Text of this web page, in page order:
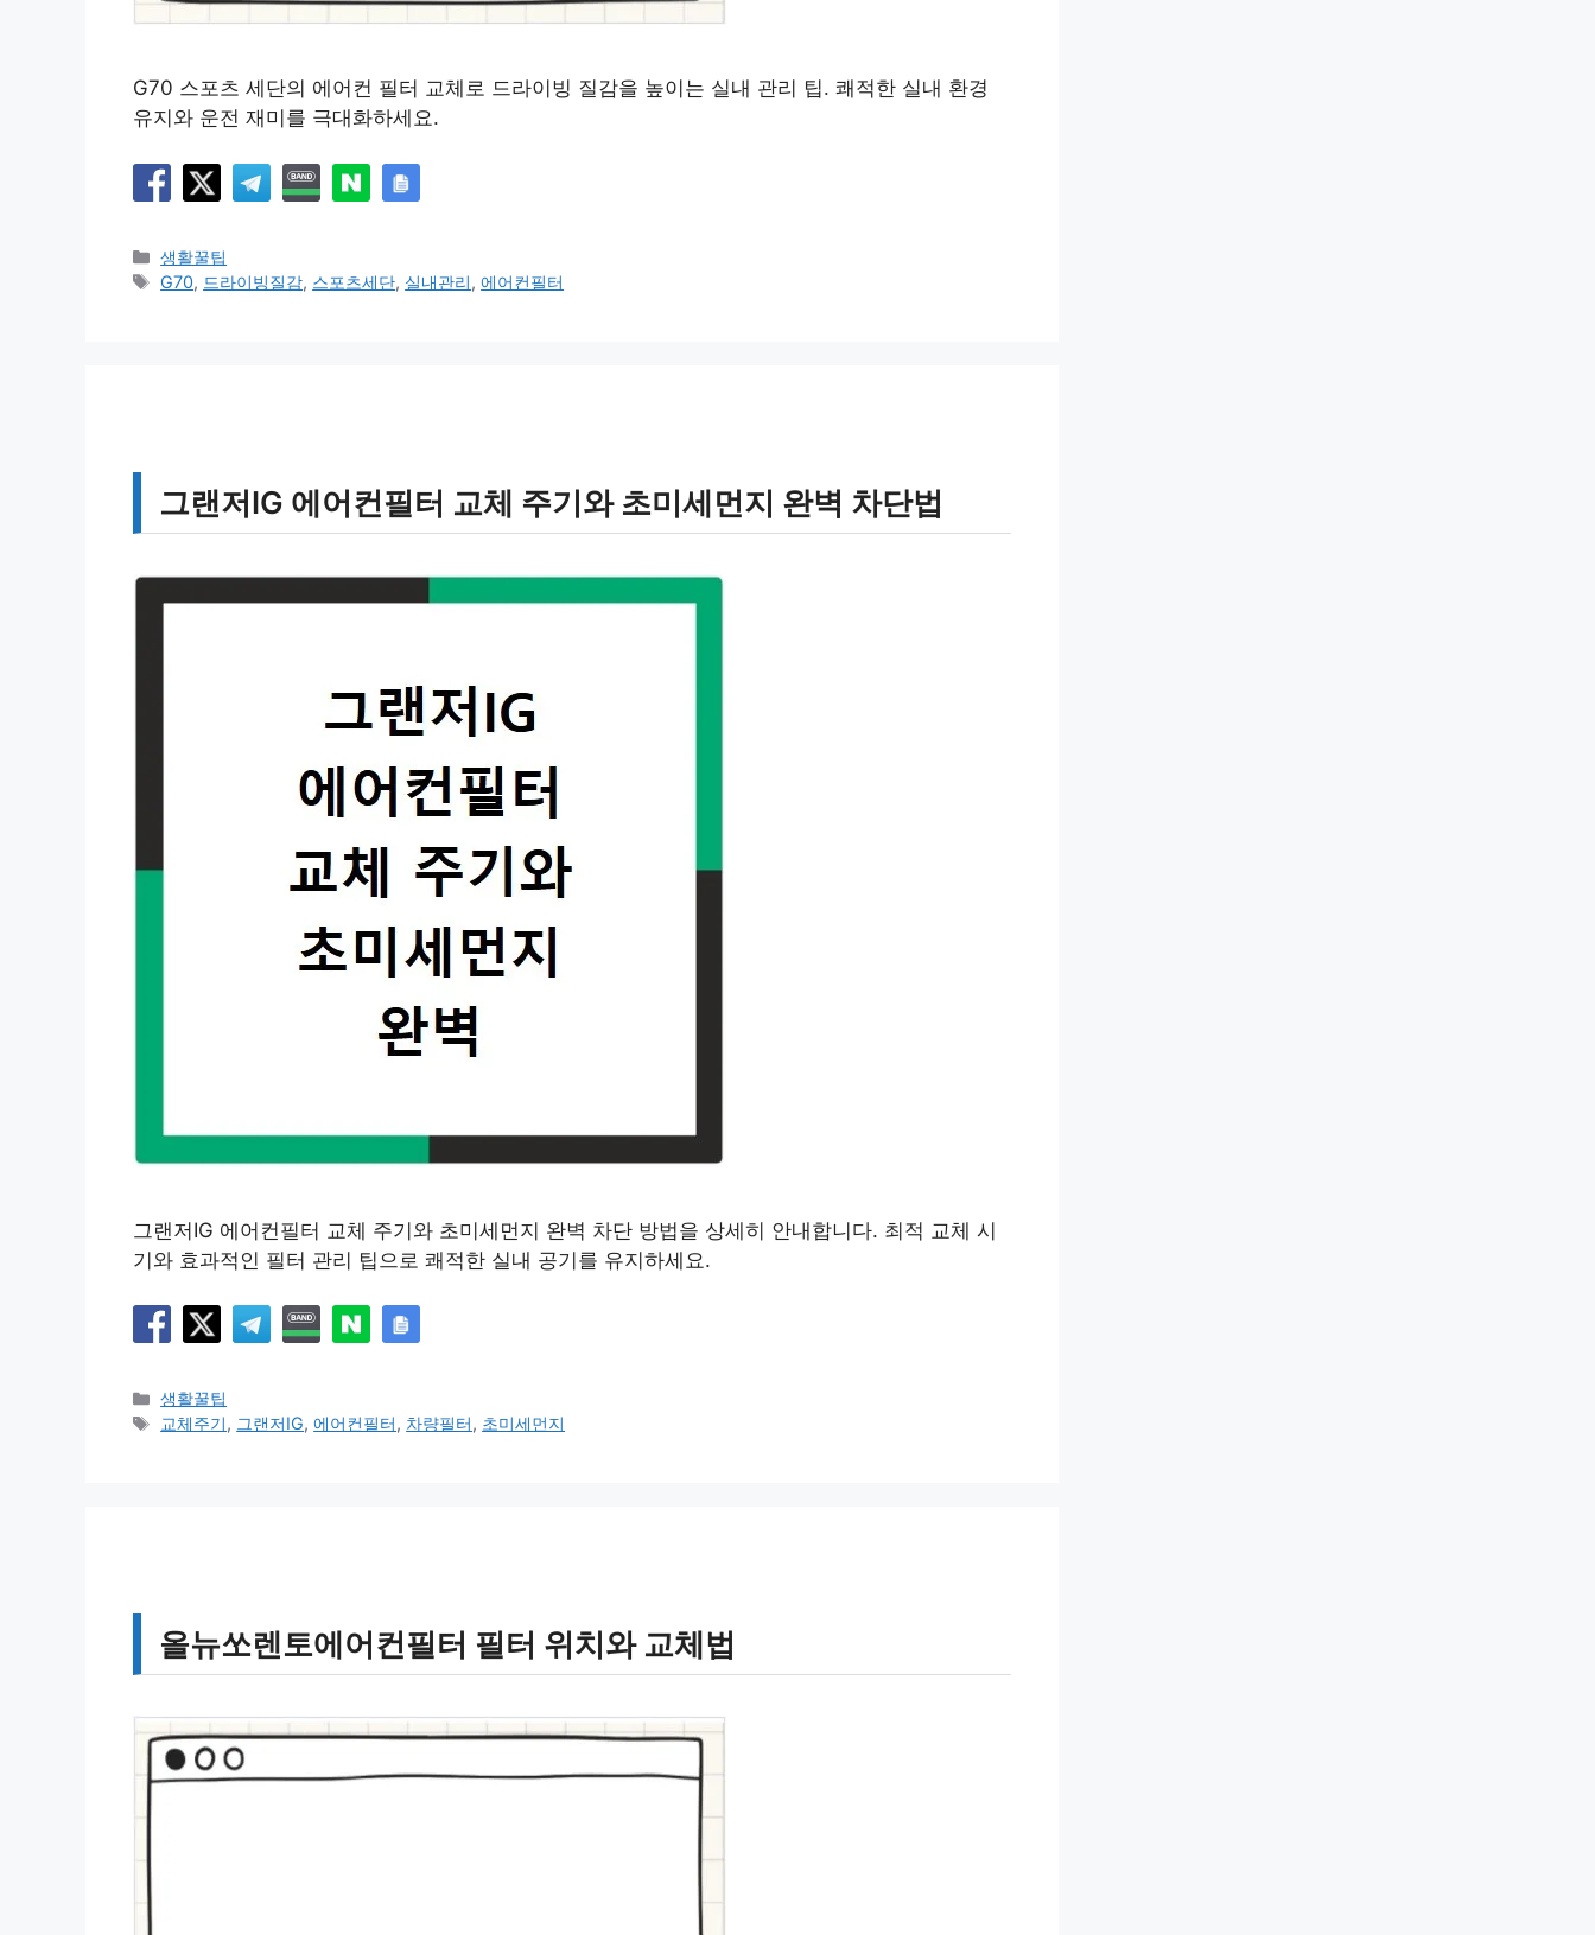
G70 스포츠 세단의 에어컨 필터 교체로 드라이빙 질감을 높이는 실내 관리 팁. 쾌적한 실내 환경
유지와 운전 재미를 극대화하세요.
카
테
생활꿀팁
태
G70, 드라이빙질감, 스포츠세단, 실내관리,에어컨필터
그랜저IG 에어컨필터 교체 주기와 초미세먼지 완벽 차단법
그랜저IG 에어컨필터 교체 주기와 초미세먼지 완벽 차단 방법을 상세히 안내합니다. 최적 교체 시
기와 효과적인 필터 관리 팁으로 쾌적한 실내 공기를 유지하세요.
카
테
생활꿀팁
태
교체주기, 그랜저IG,에어컨필터, 차량필터, 초미세먼지
올뉴쏘렌토에어컨필터 필터 위치와 교체법